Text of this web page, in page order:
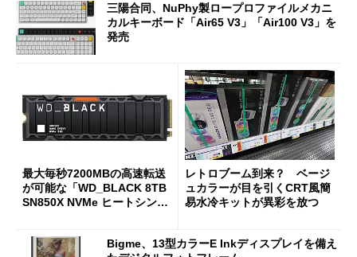
三陽合同、NuPhy製ロープロファイルメカニ
カルキーボード「Air65 V3」「Air100 V3」を
発売
最大毎秒7200MBの高速転送
が可能な「WD_BLACK 8TB
SN850X NVMe ヒートシンク
レトロブーム到来？ ベージ
ュカラーが目を引くCRT風簡
易水冷キットが異彩を放つ
Bigme、13型カラーE Inkディスプレイを備え